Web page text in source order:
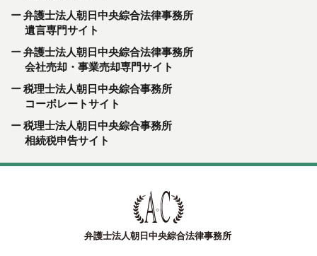
弁護士法人朝日中央綜合法律事務所
遺言専門サイト
弁護士法人朝日中央綜合法律事務所
会社売却・事業売却専門サイト
税理士法人朝日中央綜合事務所
コーポレートサイト
税理士法人朝日中央綜合事務所
相続税申告サイト